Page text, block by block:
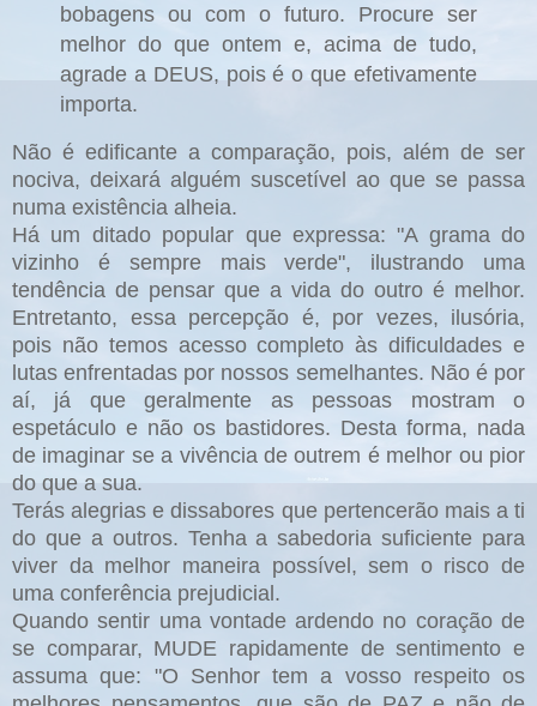
bobagens ou com o futuro. Procure ser
melhor do que ontem e, acima de tudo,
agrade a DEUS, pois é o que efetivamente
importa.
Não é edificante a comparação, pois, além de ser
nociva, deixará alguém suscetível ao que se passa
numa existência alheia.
Há um ditado popular que expressa: "A grama do
vizinho é sempre mais verde", ilustrando uma
tendência de pensar que a vida do outro é melhor.
Entretanto, essa percepção é, por vezes, ilusória,
pois não temos acesso completo às dificuldades e
lutas enfrentadas por nossos semelhantes. Não é por
aí, já que geralmente as pessoas mostram o
espetáculo e não os bastidores. Desta forma, nada
de imaginar se a vivência de outrem é melhor ou pior
do que a sua.
Terás alegrias e dissabores que pertencerão mais a ti
do que a outros. Tenha a sabedoria suficiente para
viver da melhor maneira possível, sem o risco de
uma conferência prejudicial.
Quando sentir uma vontade ardendo no coração de
se comparar, MUDE rapidamente de sentimento e
assuma que: "O Senhor tem a vosso respeito os